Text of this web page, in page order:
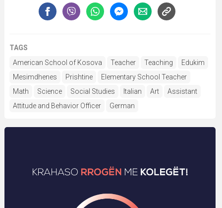
TAGS
American School of Kosova
Teacher Teaching
Edukim
Mesimdhenes
Prishtine
Elementary School Teacher
Math
Science Social Studies Italian Art
Assistant
Attitude and Behavior Officer
German